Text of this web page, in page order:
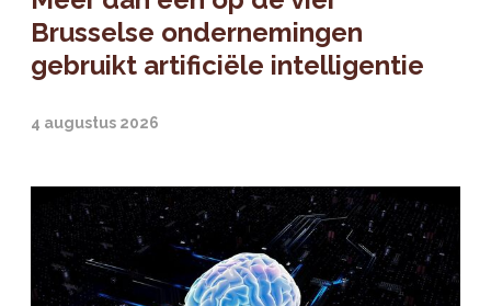
Brusselse ondernemingen
gebruikt artificiële intelligentie
4 augustus 2026